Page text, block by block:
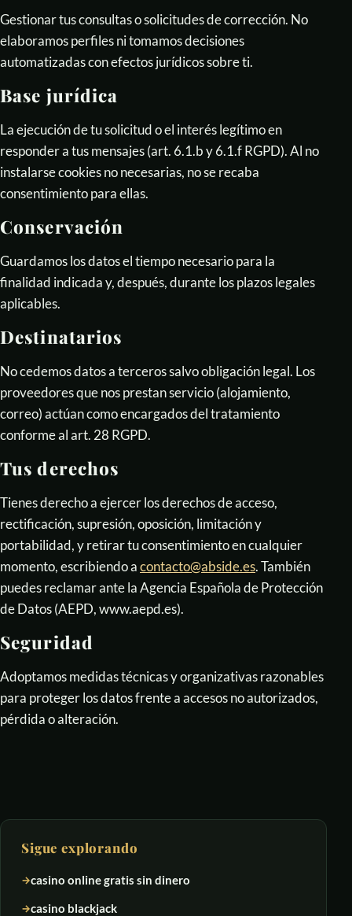
Gestionar tus consultas o solicitudes de corrección. No
elaboramos perfiles ni tomamos decisiones
automatizadas con efectos jurídicos sobre ti.
Base jurídica
La ejecución de tu solicitud o el interés legítimo en
responder a tus mensajes (art. 6.1.b y 6.1.f RGPD). Al no
instalarse cookies no necesarias, no se recaba
consentimiento para ellas.
Conservación
Guardamos los datos el tiempo necesario para la
finalidad indicada y, después, durante los plazos legales
aplicables.
Destinatarios
No cedemos datos a terceros salvo obligación legal. Los
proveedores que nos prestan servicio (alojamiento,
correo) actúan como encargados del tratamiento
conforme al art. 28 RGPD.
Tus derechos
Tienes derecho a ejercer los derechos de acceso,
rectificación, supresión, oposición, limitación y
portabilidad, y retirar tu consentimiento en cualquier
momento, escribiendo acontacto@abside.es. También
puedes reclamar ante la Agencia Española de Protección
de Datos (AEPD, www.aepd.es).
Seguridad
Adoptamos medidas técnicas y organizativas razonables
para proteger los datos frente a accesos no autorizados,
pérdida o alteración.
Sigue explorando
casino online gratis sin dinero
casino blackjack